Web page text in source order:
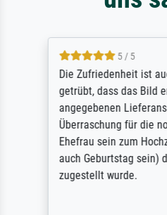
5 / 5
Die Zufriedenheit ist
getrübt, dass das Bild
angegebenen
Überraschung für die
Ehefrau sein zum
auch Geburtstag sein)
zugestellt wurde.